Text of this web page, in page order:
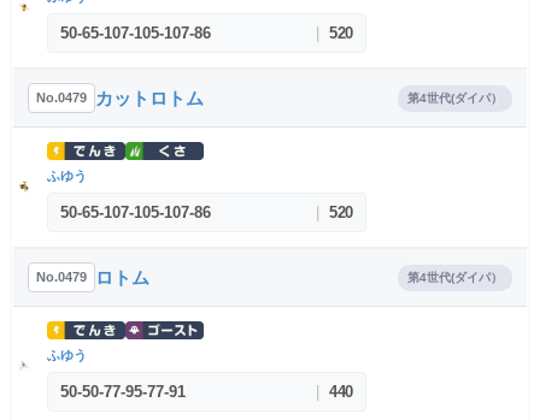
50-65-107-105-107-86 520
No.0479 カットロトム 第4世代(ダイパ）
ふゆう
50-65-107-105-107-86 520
No.0479 ロトム 第4世代(ダイパ）
ふゆう
50-50-77-95-77-91 440